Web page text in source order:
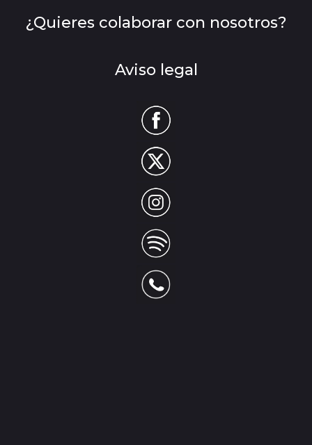
¿Quieres colaborar con nosotros?
Aviso legal